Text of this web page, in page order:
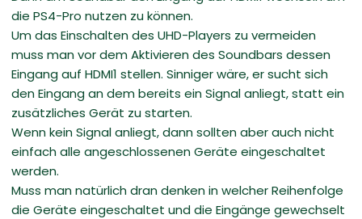
die PS4-Pro nutzen zu können.
Um das Einschalten des UHD-Players zu vermeiden
muss man vor dem Aktivieren des Soundbars dessen
Eingang auf HDMI1 stellen. Sinniger wäre, er sucht sich
den Eingang an dem bereits ein Signal anliegt, statt ein
zusätzliches Gerät zu starten.
Wenn kein Signal anliegt, dann sollten aber auch nicht
einfach alle angeschlossenen Geräte eingeschaltet
werden.
Muss man natürlich dran denken in welcher Reihenfolge
die Geräte eingeschaltet und die Eingänge gewechselt